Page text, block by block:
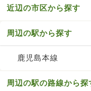
近辺の市区から探す
周辺の駅から探す
鹿児島本線
周辺の駅の路線から探